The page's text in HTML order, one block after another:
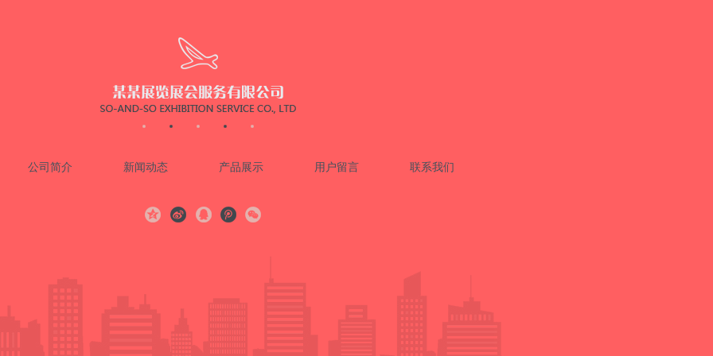
公司简介 新闻动态 产品展示 用户留言 联系我们